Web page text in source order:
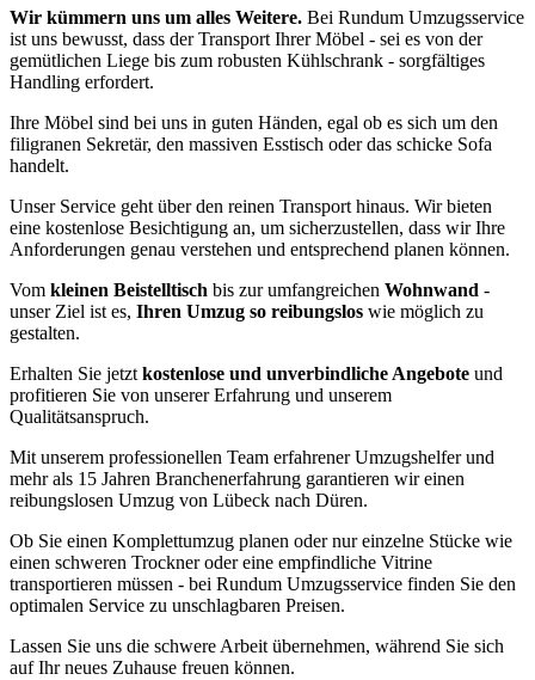
Wir kümmern uns um alles Weitere. Bei Rundum Umzugsservice
ist uns bewusst, dass der Transport Ihrer Möbel - sei es von der
gemütlichen Liege bis zum robusten Kühlschrank - sorgfältiges
Handling erfordert.
Ihre Möbel sind bei uns in guten Händen, egal ob es sich um den
filigranen Sekretär, den massiven Esstisch oder das schicke Sofa
handelt.
Unser Service geht über den reinen Transport hinaus. Wir bieten
eine kostenlose Besichtigung an, um sicherzustellen, dass wir Ihre
Anforderungen genau verstehen und entsprechend planen können.
Vom kleinen Beistelltisch bis zur umfangreichen Wohnwand -
unser Ziel ist es, Ihren Umzug so reibungslos wie möglich zu
gestalten.
Erhalten Sie jetzt kostenlose und unverbindliche Angebote und
profitieren Sie von unserer Erfahrung und unserem
Qualitätsanspruch.
Mit unserem professionellen Team erfahrener Umzugshelfer und
mehr als 15 Jahren Branchenerfahrung garantieren wir einen
reibungslosen Umzug von Lübeck nach Düren.
Ob Sie einen Komplettumzug planen oder nur einzelne Stücke wie
einen schweren Trockner oder eine empfindliche Vitrine
transportieren müssen - bei Rundum Umzugsservice finden Sie den
optimalen Service zu unschlagbaren Preisen.
Lassen Sie uns die schwere Arbeit übernehmen, während Sie sich
auf Ihr neues Zuhause freuen können.